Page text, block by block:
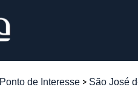
Ponto de Interesse São José